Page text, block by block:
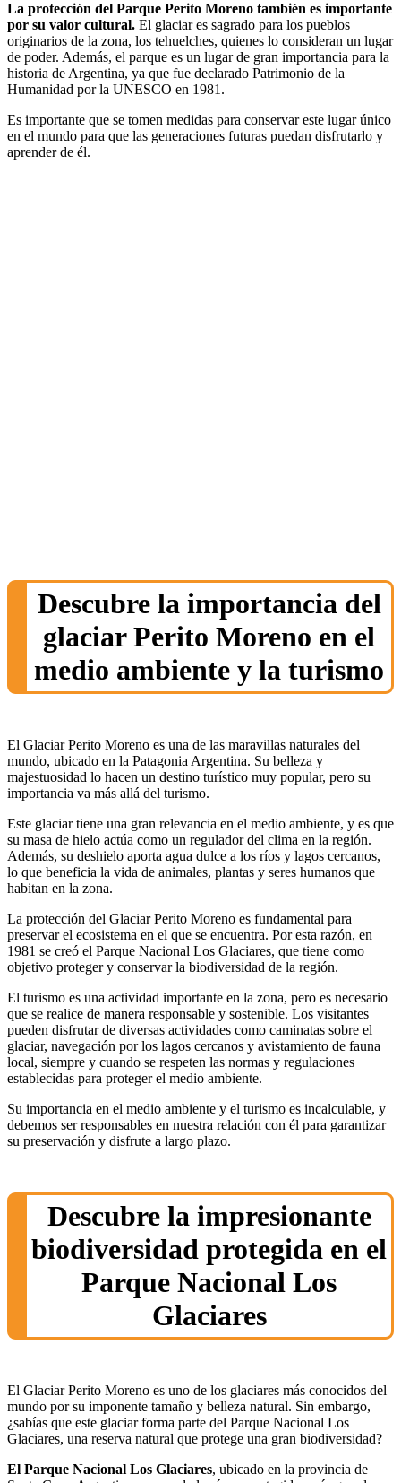
La protección del Parque Perito Moreno también es importante
por su valor cultural. El glaciar es sagrado para los pueblos
originarios de la zona, los tehuelches, quienes lo consideran un lugar
de poder. Además, el parque es un lugar de gran importancia para la
historia de Argentina, ya que fue declarado Patrimonio de la
Humanidad por la UNESCO en 1981.
Es importante que se tomen medidas para conservar este lugar único
en el mundo para que las generaciones futuras puedan disfrutarlo y
aprender de él.
Descubre la importancia del
glaciar Perito Moreno en el
medio ambiente y la turismo
El Glaciar Perito Moreno es una de las maravillas naturales del
mundo, ubicado en la Patagonia Argentina. Su belleza y
majestuosidad lo hacen un destino turístico muy popular, pero su
importancia va más allá del turismo.
Este glaciar tiene una gran relevancia en el medio ambiente, y es que
su masa de hielo actúa como un regulador del clima en la región.
Además, su deshielo aporta agua dulce a los ríos y lagos cercanos,
lo que beneficia la vida de animales, plantas y seres humanos que
habitan en la zona.
La protección del Glaciar Perito Moreno es fundamental para
preservar el ecosistema en el que se encuentra. Por esta razón, en
1981 se creó el Parque Nacional Los Glaciares, que tiene como
objetivo proteger y conservar la biodiversidad de la región.
El turismo es una actividad importante en la zona, pero es necesario
que se realice de manera responsable y sostenible. Los visitantes
pueden disfrutar de diversas actividades como caminatas sobre el
glaciar, navegación por los lagos cercanos y avistamiento de fauna
local, siempre y cuando se respeten las normas y regulaciones
establecidas para proteger el medio ambiente.
Su importancia en el medio ambiente y el turismo es incalculable, y
debemos ser responsables en nuestra relación con él para garantizar
su preservación y disfrute a largo plazo.
Descubre la impresionante
biodiversidad protegida en el
Parque Nacional Los
Glaciares
El Glaciar Perito Moreno es uno de los glaciares más conocidos del
mundo por su imponente tamaño y belleza natural. Sin embargo,
¿sabías que este glaciar forma parte del Parque Nacional Los
Glaciares, una reserva natural que protege una gran biodiversidad?
El Parque Nacional Los Glaciares, ubicado en la provincia de